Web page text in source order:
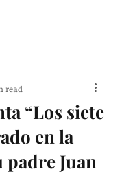
“Los siete
en la
Juan
read